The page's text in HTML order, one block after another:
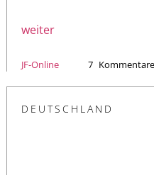
weiter
JF-Online 7
DEUTSCHLAND